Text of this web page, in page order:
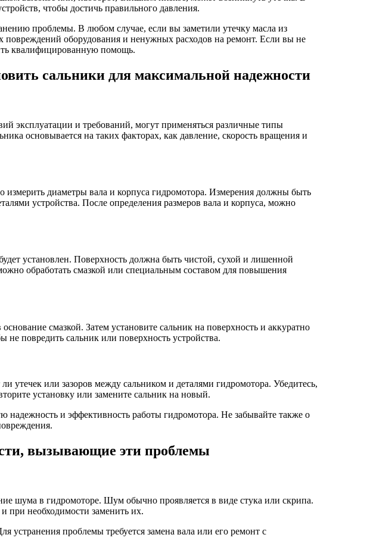
чтобы достичь правильного давления.
проблемы. В любом случае, если вы заметили утечку масла из
повреждений оборудования и ненужных расходов на ремонт. Если вы не
квалифицированную помощь.
сальники для максимальной надежности
эксплуатации и требований, могут применяться различные типы
основывается на таких факторах, как давление, скорость вращения и
измерить диаметры вала и корпуса гидромотора. Измерения должны быть
устройства. После определения размеров вала и корпуса, можно
установлен. Поверхность должна быть чистой, сухой и лишенной
обработать смазкой или специальным составом для повышения
смазкой. Затем установите сальник на поверхность и аккуратно
повредить сальник или поверхность устройства.
утечек или зазоров между сальником и деталями гидромотора. Убедитесь,
установку или замените сальник на новый.
и эффективность работы гидромотора. Не забывайте также о
вызывающие эти проблемы
шума в гидромоторе. Шум обычно проявляется в виде стука или скрипа.
при необходимости заменить их.
проблемы требуется замена вала или его ремонт с